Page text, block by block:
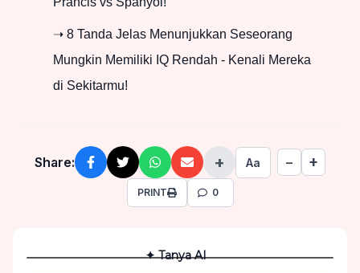
➝ 8 Tanda Jelas Menunjukkan Seseorang
Mungkin Memiliki IQ Rendah - Kenali Mereka
di Sekitarmu!
Share: + Aa − +
PRINT 0
✦ Tanya AI